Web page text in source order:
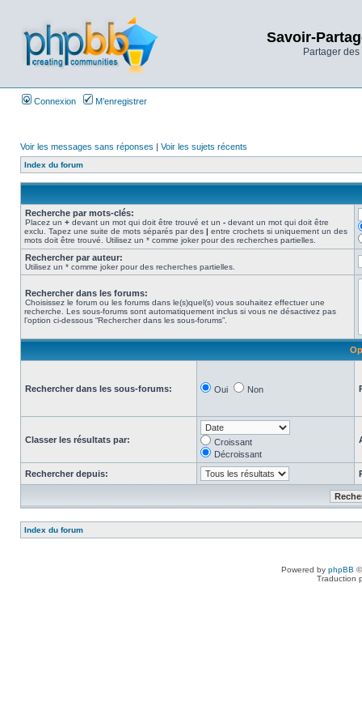
Savoir-
Partager
Connexion M’enregistrer
Voir les messages sans réponses | Voir les sujets récents
Index du forum
Recherche par mots-clés:
Placez un + devant un mot qui doit être trouvé et un - devant un mot qui doit être
exclu. Tapez une suite de mots séparés par des | entre crochets si uniquement un des
mots doit être trouvé. Utilisez un * comme joker pour des recherches partielles.
Rechercher par auteur:
Utilisez un * comme joker pour des recherches partielles.
Rechercher dans les forums:
Choisissez le forum ou les forums dans le(s)quel(s) vous souhaitez effectuer une
recherche. Les sous-forums sont automatiquement inclus si vous ne désactivez pas
l’option ci-dessous “Rechercher dans les sous-forums”.
Rechercher dans les sous-forums: Oui Non
Classer les résultats par:
Croissant
Décroissant
Rechercher depuis:
Index du forum
Powered by phpBB
Traduction